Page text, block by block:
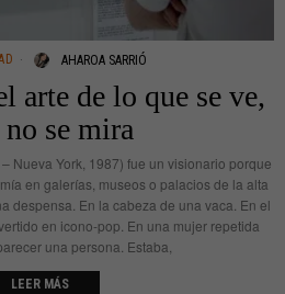
AHAROA SARRIÓ
arte de lo que se ve,
se mira
Nueva York, 1987) fue un visionario porque
en galerías, museos o palacios de la alta
despensa. En la cabeza de una vaca. En el
en icono-pop. En una mujer repetida
una persona. Estaba,
LEER MÁS